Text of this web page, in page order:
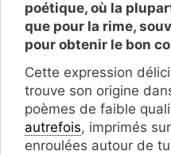
poétique, où la
que pour la rime,
pour obtenir le bon
Cette expression
trouve son origine
poèmes de faible
autrefois, imprimés
enroulées autour de